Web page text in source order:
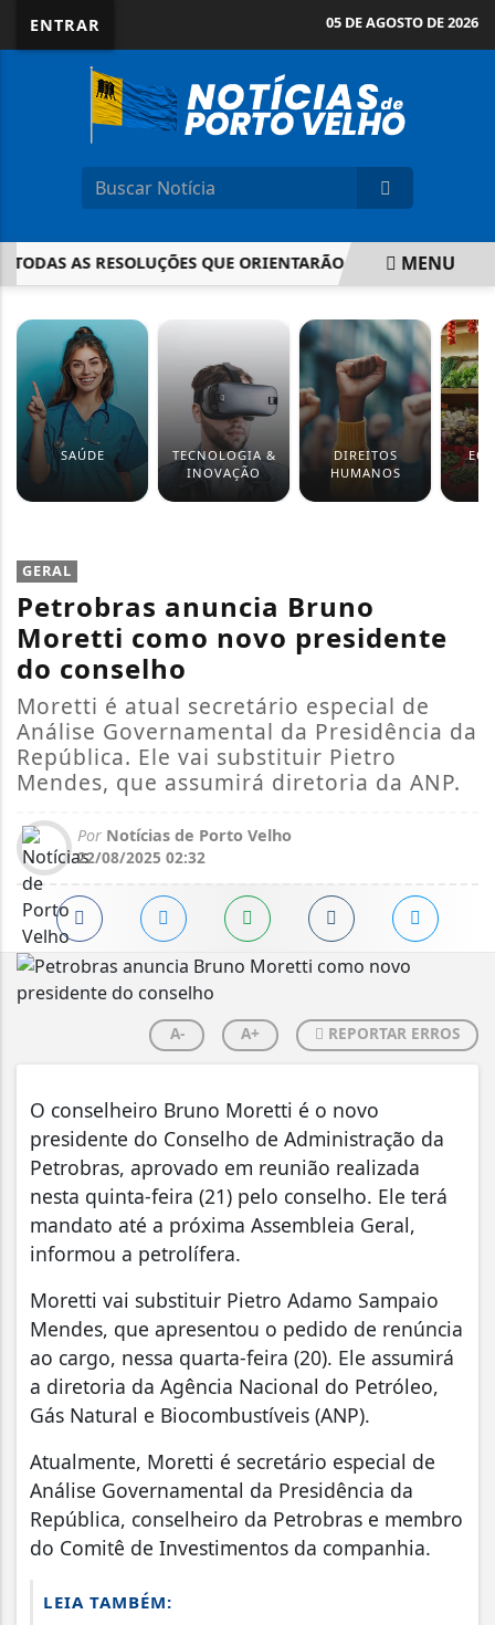
ENTRAR 05 DE AGOSTO DE 2026
AS RESOLUÇÕES QUE ORIENTARÃO AS ELEIÇÕES 2026
MENU
SAÚDE
TECNOLOGIA &
INOVAÇÃO
DIREITOS
HUMANOS
GERAL
Petrobras anuncia Bruno
Moretti como novo presidente
do conselho
Moretti é atual secretário especial de
Análise Governamental da Presidência da
República. Ele vai substituir Pietro
Mendes, que assumirá diretoria da ANP.
Por Notícias de Porto Velho
22/08/2025 02:32
A- A+ REPORTAR ERROS
O conselheiro Bruno Moretti é o novo
presidente do Conselho de Administração da
Petrobras, aprovado em reunião realizada
nesta quinta-feira (21) pelo conselho. Ele terá
mandato até a próxima Assembleia Geral,
informou a petrolífera.
Moretti vai substituir Pietro Adamo Sampaio
Mendes, que apresentou o pedido de renúncia
ao cargo, nessa quarta-feira (20). Ele assumirá
a diretoria da Agência Nacional do Petróleo,
Gás Natural e Biocombustíveis (ANP).
Atualmente, Moretti é secretário especial de
Análise Governamental da Presidência da
República, conselheiro da Petrobras e membro
do Comitê de Investimentos da companhia.
LEIA TAMBÉM: